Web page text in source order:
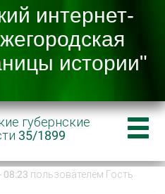
губернские
35/1899
пользователем Гость